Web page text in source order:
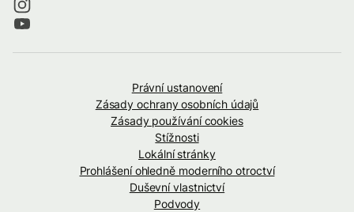
Právní ustanovení
Zásady ochrany osobních údajů
Zásady používání cookies
Stížnosti
Lokální stránky
Prohlášení ohledně moderního otroctví
Duševní vlastnictví
Podvody